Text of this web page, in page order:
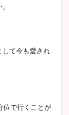
して今も愛され
位で行くことが